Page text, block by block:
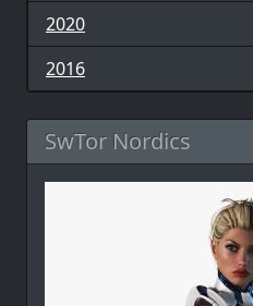
2020
2016
SwTor Nordics